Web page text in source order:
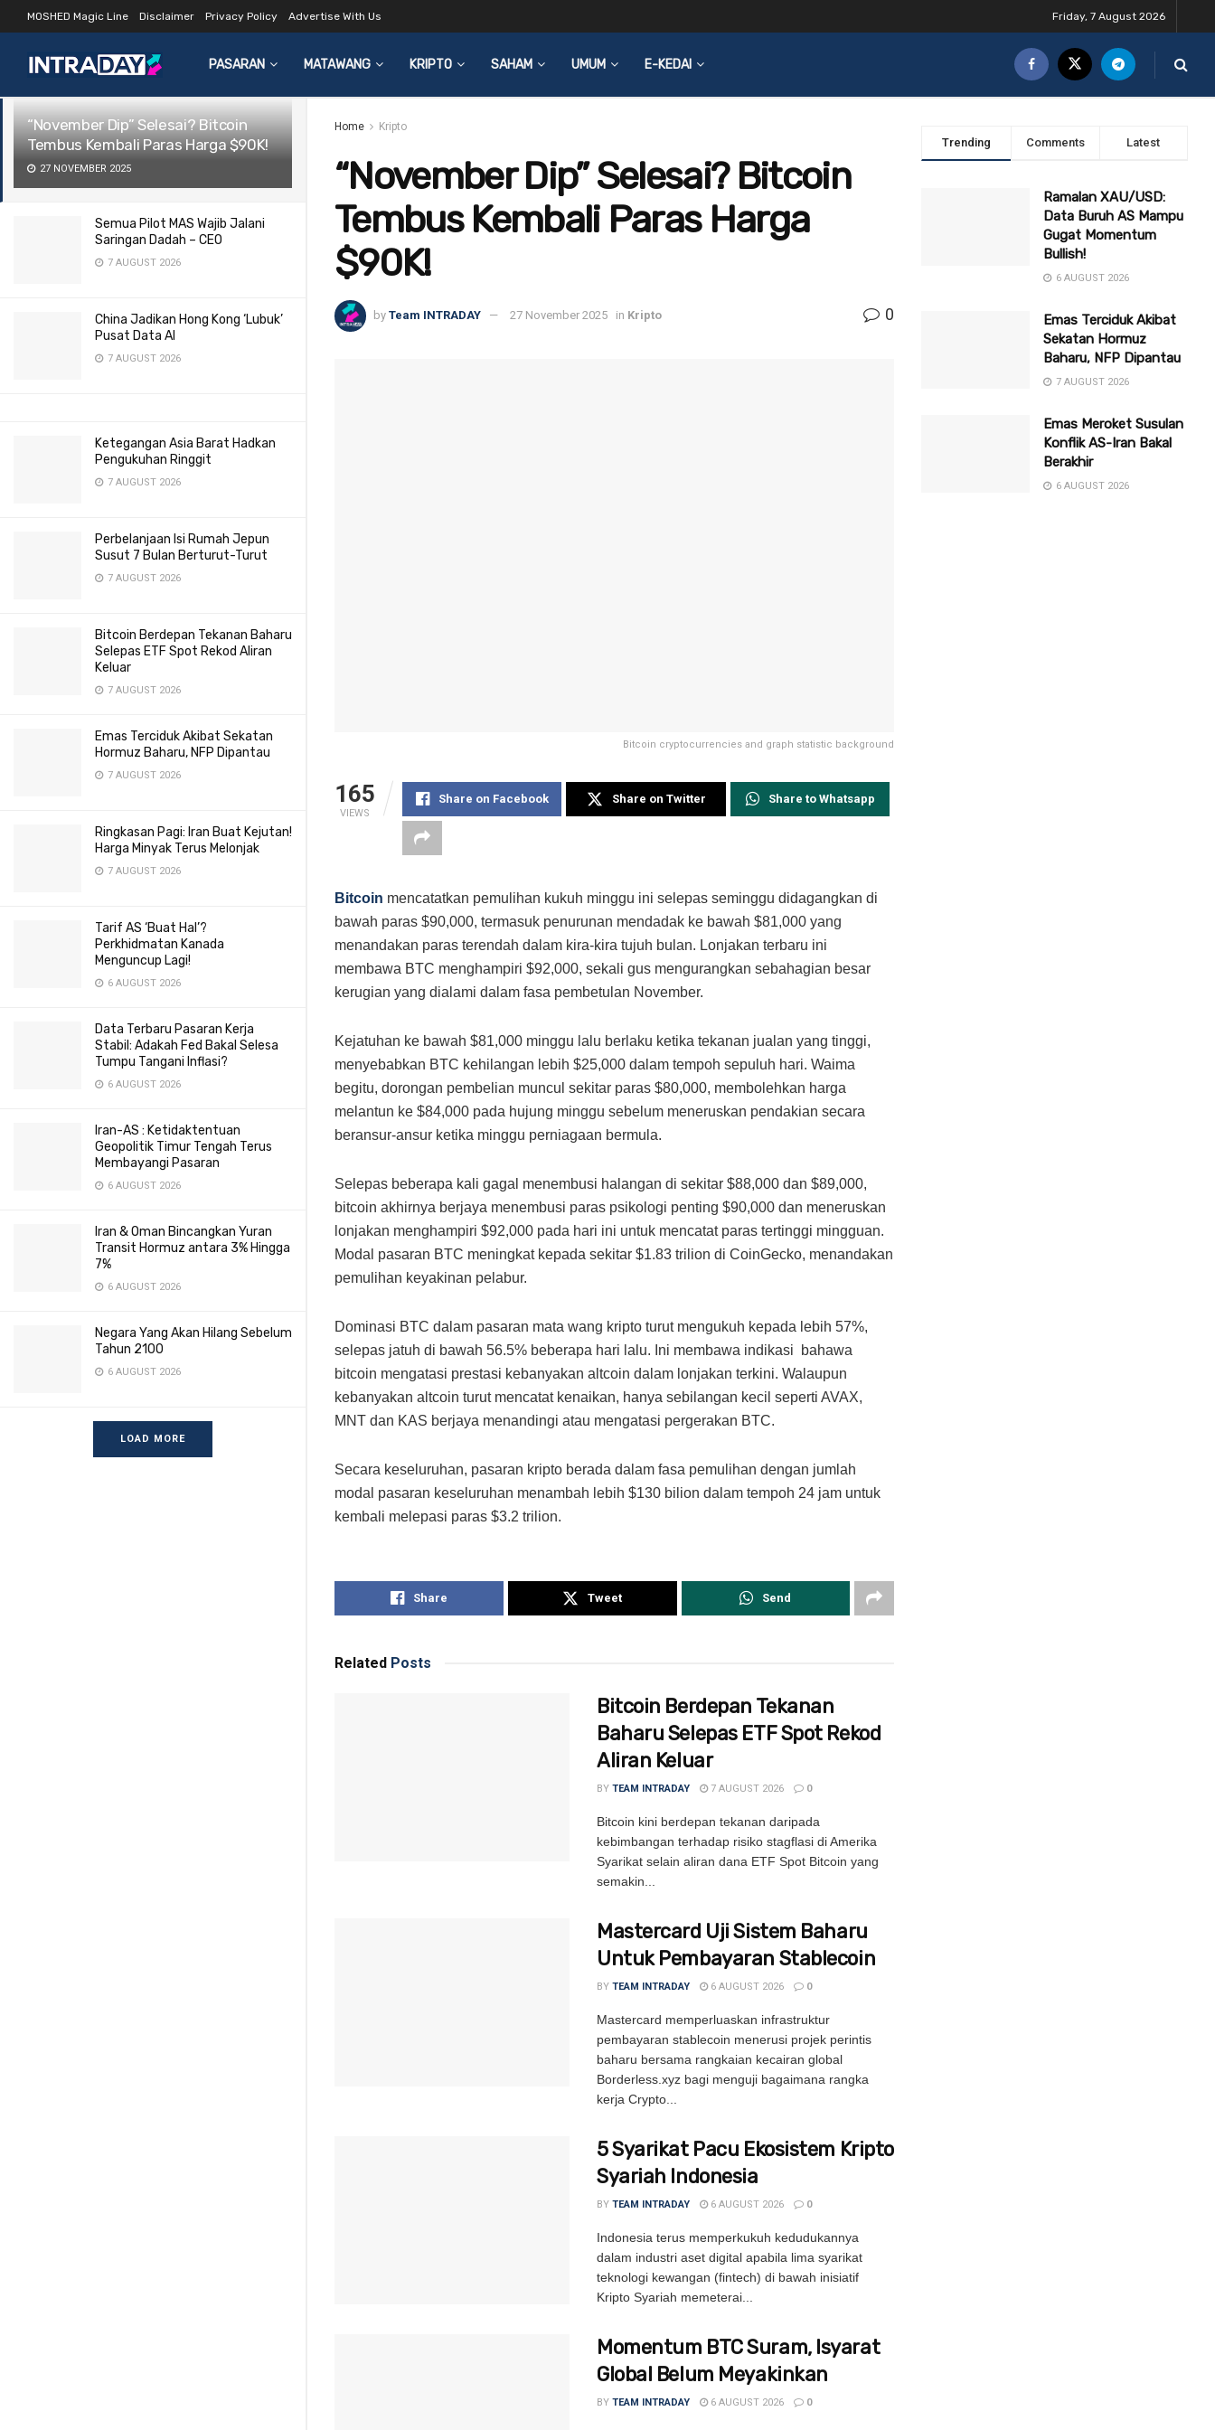
LATEST TRENDING Filter
“November Dip” Selesai? Bitcoin
Tembus Kembali Paras Harga $90K!
27 NOVEMBER 2025
Semua Pilot MAS Wajib Jalani
Saringan Dadah – CEO
7 AUGUST 2026
China Jadikan Hong Kong ‘Lubuk’
Pusat Data AI
7 AUGUST 2026
Ketegangan Asia Barat Hadkan
Pengukuhan Ringgit
7 AUGUST 2026
Perbelanjaan Isi Rumah Jepun
Susut 7 Bulan Berturut-Turut
7 AUGUST 2026
Bitcoin Berdepan Tekanan Baharu
Selepas ETF Spot Rekod Aliran
Keluar
7 AUGUST 2026
Emas Terciduk Akibat Sekatan
Hormuz Baharu, NFP Dipantau
7 AUGUST 2026
Ringkasan Pagi: Iran Buat Kejutan!
Harga Minyak Terus Melonjak
7 AUGUST 2026
Tarif AS ‘Buat Hal’?
Perkhidmatan Kanada
Menguncup Lagi!
6 AUGUST 2026
Data Terbaru Pasaran Kerja
Stabil: Adakah Fed Bakal Selesa
Tumpu Tangani Inflasi?
6 AUGUST 2026
Iran-AS : Ketidaktentuan
Geopolitik Timur Tengah Terus
Membayangi Pasaran
6 AUGUST 2026
Iran & Oman Bincangkan Yuran
Transit Hormuz antara 3% Hingga
7%
6 AUGUST 2026
Negara Yang Akan Hilang Sebelum
Tahun 2100
6 AUGUST 2026
LOAD MORE
MOSHED Magic Line Disclaimer Privacy Policy Advertise With Us Friday, 7 August 2026
PASARAN MATAWANG KRIPTO SAHAM UMUM E-KEDAI
Home Kripto
“November Dip” Selesai? Bitcoin
Tembus Kembali Paras Harga
$90K!
by Team INTRADAY 27 November 2025 in Kripto 0
Bitcoin cryptocurrencies and graph statistic background
165
VIEWS
Share on Facebook Share on Twitter Share to Whatsapp
Bitcoin mencatatkan pemulihan kukuh minggu ini selepas seminggu didagangkan di
bawah paras $90,000, termasuk penurunan mendadak ke bawah $81,000 yang
menandakan paras terendah dalam kira-kira tujuh bulan. Lonjakan terbaru ini
membawa BTC menghampiri $92,000, sekali gus mengurangkan sebahagian besar
kerugian yang dialami dalam fasa pembetulan November.
Kejatuhan ke bawah $81,000 minggu lalu berlaku ketika tekanan jualan yang tinggi,
menyebabkan BTC kehilangan lebih $25,000 dalam tempoh sepuluh hari. Waima
begitu, dorongan pembelian muncul sekitar paras $80,000, membolehkan harga
melantun ke $84,000 pada hujung minggu sebelum meneruskan pendakian secara
beransur-ansur ketika minggu perniagaan bermula.
Selepas beberapa kali gagal menembusi halangan di sekitar $88,000 dan $89,000,
bitcoin akhirnya berjaya menembusi paras psikologi penting $90,000 dan meneruskan
lonjakan menghampiri $92,000 pada hari ini untuk mencatat paras tertinggi mingguan.
Modal pasaran BTC meningkat kepada sekitar $1.83 trilion di CoinGecko, menandakan
pemulihan keyakinan pelabur.
Dominasi BTC dalam pasaran mata wang kripto turut mengukuh kepada lebih 57%,
selepas jatuh di bawah 56.5% beberapa hari lalu. Ini membawa indikasi bahawa
bitcoin mengatasi prestasi kebanyakan altcoin dalam lonjakan terkini. Walaupun
kebanyakan altcoin turut mencatat kenaikan, hanya sebilangan kecil seperti AVAX,
MNT dan KAS berjaya menandingi atau mengatasi pergerakan BTC.
Secara keseluruhan, pasaran kripto berada dalam fasa pemulihan dengan jumlah
modal pasaran keseluruhan menambah lebih $130 bilion dalam tempoh 24 jam untuk
kembali melepasi paras $3.2 trilion.
Share Tweet Send
Related Posts
Bitcoin Berdepan Tekanan
Baharu Selepas ETF Spot Rekod
Aliran Keluar
BY TEAM INTRADAY 7 AUGUST 2026 0
Bitcoin kini berdepan tekanan daripada
kebimbangan terhadap risiko stagflasi di Amerika
Syarikat selain aliran dana ETF Spot Bitcoin yang
semakin...
Mastercard Uji Sistem Baharu
Untuk Pembayaran Stablecoin
BY TEAM INTRADAY 6 AUGUST 2026 0
Mastercard memperluaskan infrastruktur
pembayaran stablecoin menerusi projek perintis
baharu bersama rangkaian kecairan global
Borderless.xyz bagi menguji bagaimana rangka
kerja Crypto...
5 Syarikat Pacu Ekosistem Kripto
Syariah Indonesia
BY TEAM INTRADAY 6 AUGUST 2026 0
Indonesia terus memperkukuh kedudukannya
dalam industri aset digital apabila lima syarikat
teknologi kewangan (fintech) di bawah inisiatif
Kripto Syariah memeterai...
Momentum BTC Suram, Isyarat
Global Belum Meyakinkan
BY TEAM INTRADAY 6 AUGUST 2026 0
Trending Comments Latest
Ramalan XAU/USD:
Data Buruh AS Mampu
Gugat Momentum
Bullish!
6 AUGUST 2026
Emas Terciduk Akibat
Sekatan Hormuz
Baharu, NFP Dipantau
7 AUGUST 2026
Emas Meroket Susulan
Konflik AS-Iran Bakal
Berakhir
6 AUGUST 2026